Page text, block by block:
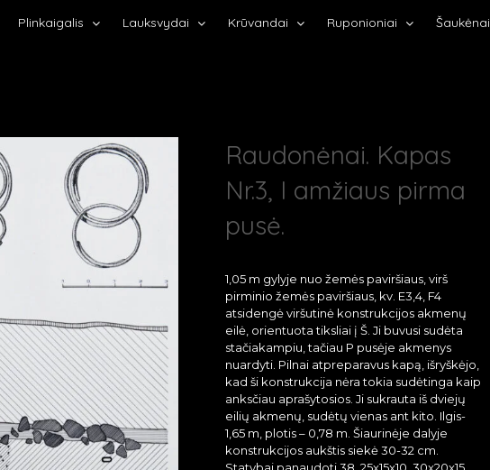
Plinkaigalis Lauksvydai Krūvandai Ruponioniai Šaukėnai
Raudonėnai. Kapas
Nr.3, I amžiaus pirma
pusė.
1,05 m gylyje nuo žemės paviršiaus, virš
pirminio žemės paviršiaus, kv. E3,4, F4
atsidengė viršutinė konstrukcijos akmenų
eilė, orientuota tiksliai į Š. Ji buvusi sudėta
stačiakampiu, tačiau P pusėje akmenys
nuardyti. Pilnai atpreparavus kapą, išryškėjo,
kad ši konstrukcija nėra tokia sudėtinga kaip
anksčiau aprašytosios. Ji sukrauta iš dviejų
eilių akmenų, sudėtų vienas ant kito. Ilgis-
1,65 m, plotis – 0,78 m. Šiaurinėje dalyje
konstrukcijos aukštis siekė 30-32 cm.